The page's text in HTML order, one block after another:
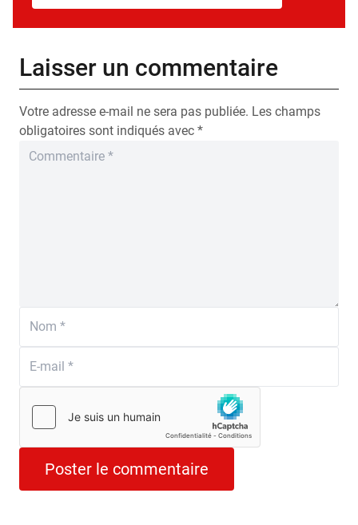
Laisser un commentaire
Votre adresse e-mail ne sera pas publiée. Les champs
obligatoires sont indiqués avec *